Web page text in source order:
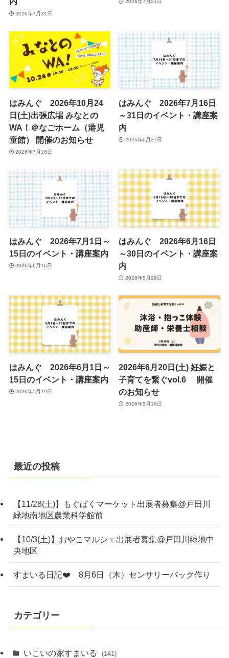
2026年7月31日
2026年7月21日
はみんぐ 2026年10月24
日(土)出張広場 みなとの
WA！＠なごホーム（港児
童館） 開催のお知らせ
2026年7月16日
はみんぐ 2026年7月16日
～31日のイベント・講座案
内
2026年6月27日
はみんぐ 2026年7月1日～
15日のイベント・講座案内
2026年6月16日
はみんぐ 2026年6月16日
～30日のイベント・講座案
内
2026年5月29日
はみんぐ 2026年6月1日～
15日のイベント・講座案内
2026年5月19日
2026年6月20日(土) 妊娠と
子育てを繋ぐvol.6 開催
のお知らせ
2026年5月16日
最近の投稿
【11/28(土)】もぐぱくマーケット出展者募集@戸田川
緑地南地区農業科学館前
【10/3(土)】おやこマルシェ出展者募集@戸田川緑地中
央地区
すまいる日記❤️ 8月6日（木）センサリーバック作り
カテゴリー
いこいの家すまいる (141)